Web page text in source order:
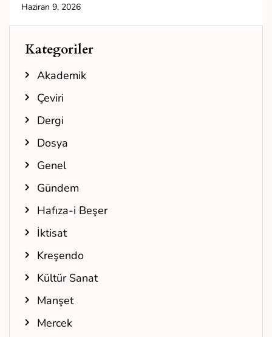
Haziran 9, 2026
Kategoriler
Akademik
Çeviri
Dergi
Dosya
Genel
Gündem
Hafıza-i Beşer
İktisat
Kreşendo
Kültür Sanat
Manşet
Mercek